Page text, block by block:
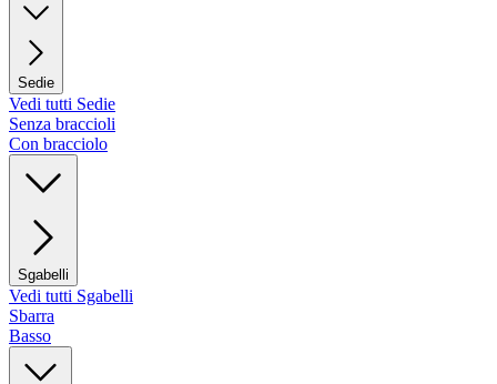
Sedie
Vedi tutti Sedie
Senza braccioli
Con bracciolo
Sgabelli
Vedi tutti Sgabelli
Sbarra
Basso